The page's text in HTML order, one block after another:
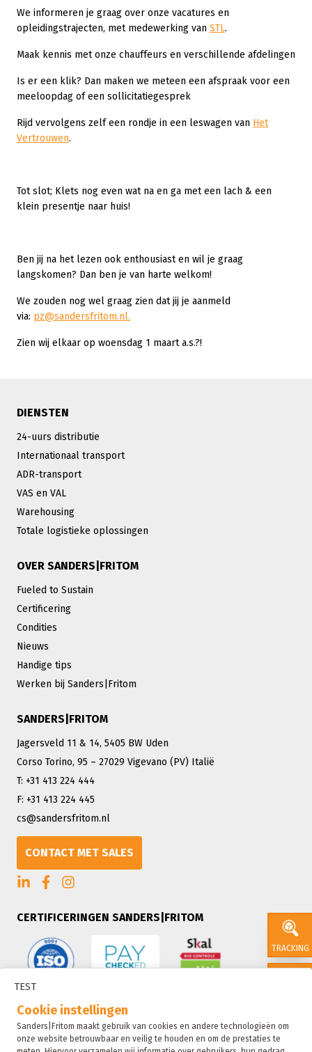
TEST
Cookie instellingen
Sanders|Fritom maakt gebruik van cookies en andere technologieën om
onze website betrouwbaar en veilig te houden en om de prestaties te
TRACKING
SALES
We informeren je graag over onze vacatures en
opleidingstrajecten, met medewerking van STL.
Maak kennis met onze chauffeurs en verschillende afdelingen
Is er een klik? Dan maken we meteen een afspraak voor een
meeloopdag of een sollicitatiegesprek
Rijd vervolgens zelf een rondje in een leswagen van Het
Vertrouwen.
Tot slot; Klets nog even wat na en ga met een lach & een
klein presentje naar huis!
Ben jij na het lezen ook enthousiast en wil je graag
langskomen? Dan ben je van harte welkom!
We zouden nog wel graag zien dat jij je aanmeld
via: pz@sandersfritom.nl.
Zien wij elkaar op woensdag 1 maart a.s.?!
DIENSTEN
24-uurs distributie
Internationaal transport
ADR-transport
VAS en VAL
Warehousing
Totale logistieke oplossingen
OVER SANDERS|FRITOM
Fueled to Sustain
Certificering
Condities
Nieuws
Handige tips
Werken bij Sanders|Fritom
SANDERS|FRITOM
Jagersveld 11 & 14, 5405 BW Uden
Corso Torino, 95 – 27029 Vigevano (PV) Italië
T: +31 413 224 444
F: +31 413 224 445
cs@sandersfritom.nl
CONTACT MET SALES
CERTIFICERINGEN SANDERS|FRITOM